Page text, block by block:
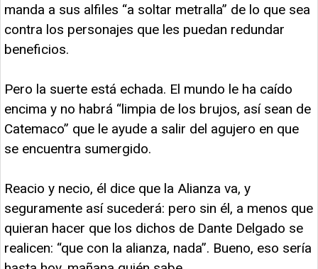
manda a sus alfiles “a soltar metralla” de lo que sea
contra los personajes que les puedan redundar
beneficios.
Pero la suerte está echada. El mundo le ha caído
encima y no habrá “limpia de los brujos, así sean de
Catemaco” que le ayude a salir del agujero en que
se encuentra sumergido.
Reacio y necio, él dice que la Alianza va, y
seguramente así sucederá: pero sin él, a menos que
quieran hacer que los dichos de Dante Delgado se
realicen: “que con la alianza, nada”. Bueno, eso sería